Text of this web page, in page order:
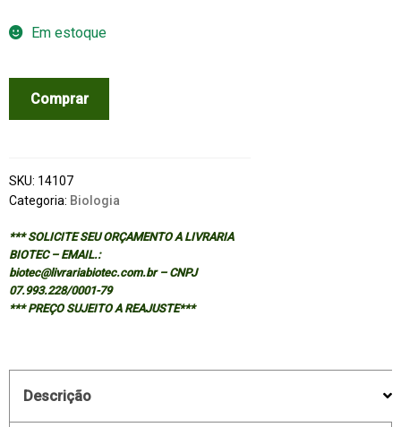
Em estoque
INSECT
CONTROL
AND
SYNTHETIC
quantidade
Comprar
SKU: 14107
Categoria: Biologia
*** SOLICITE SEU ORÇAMENTO A LIVRARIA
BIOTEC – EMAIL.:
biotec@livrariabiotec.com.br – CNPJ
07.993.228/0001-79
*** PREÇO SUJEITO A REAJUSTE***
Descrição